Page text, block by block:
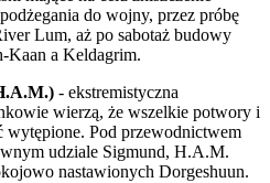
do wojny, przez próbę
Lum, aż po sabotaż budowy
Kaan a Keldagrim.
- ekstremistyczna
wierzą, że wszelkie potwory i
wytępione. Pod przewodnictwem
udziale Sigmund, H.A.M.
nastawionych Dorgeshuun.